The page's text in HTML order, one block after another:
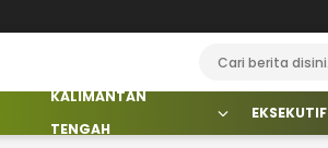
KALIMANTAN
TENGAH
EKSEKUTIF